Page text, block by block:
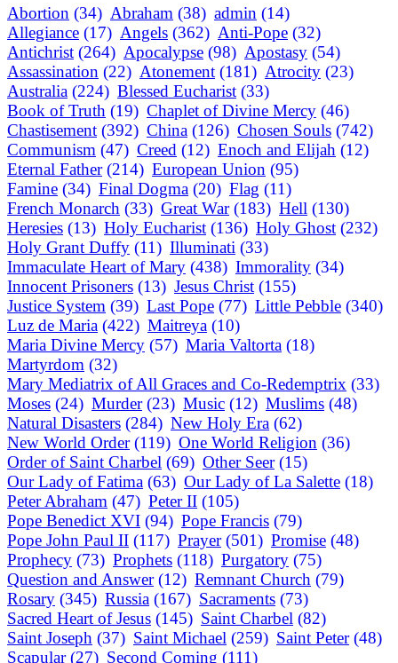
Abortion (34) Abraham (38) admin (14)
Allegiance (17) Angels (362) Anti-Pope (32)
Antichrist (264) Apocalypse (98) Apostasy (54)
Assassination (22) Atonement (181) Atrocity (23)
Australia (224) Blessed Eucharist (33)
Book of Truth (19) Chaplet of Divine Mercy (46)
Chastisement (392) China (126) Chosen Souls (742)
Communism (47) Creed (12) Enoch and Elijah (12)
Eternal Father (214) European Union (95)
Famine (34) Final Dogma (20) Flag (11)
French Monarch (33) Great War (183) Hell (130)
Heresies (13) Holy Eucharist (136) Holy Ghost (232)
Holy Grant Duffy (11) Illuminati (33)
Immaculate Heart of Mary (438) Immorality (34)
Innocent Prisoners (13) Jesus Christ (155)
Justice System (39) Last Pope (77) Little Pebble (340)
Luz de Maria (422) Maitreya (10)
Maria Divine Mercy (57) Maria Valtorta (18)
Martyrdom (32)
Mary Mediatrix of All Graces and Co-Redemptrix (33)
Moses (24) Murder (23) Music (12) Muslims (48)
Natural Disasters (284) New Holy Era (62)
New World Order (119) One World Religion (36)
Order of Saint Charbel (69) Other Seer (15)
Our Lady of Fatima (63) Our Lady of La Salette (18)
Peter Abraham (47) Peter II (105)
Pope Benedict XVI (94) Pope Francis (79)
Pope John Paul II (117) Prayer (501) Promise (48)
Prophecy (73) Prophets (118) Purgatory (75)
Question and Answer (12) Remnant Church (79)
Rosary (345) Russia (167) Sacraments (73)
Sacred Heart of Jesus (145) Saint Charbel (82)
Saint Joseph (37) Saint Michael (259) Saint Peter (48)
Scapular (27) Second Coming (111)